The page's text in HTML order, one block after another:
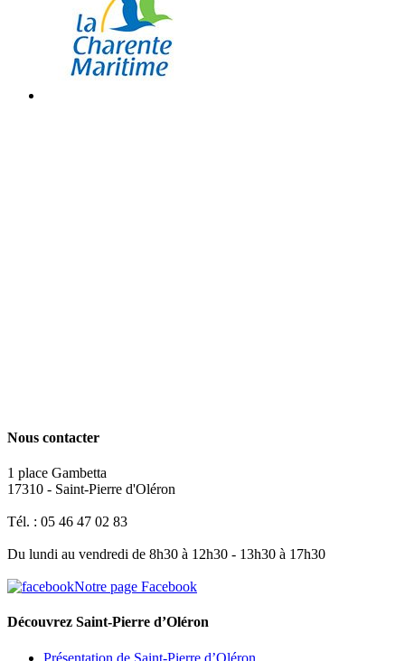
Nous contacter
1 place Gambetta
17310 - Saint-Pierre d'Oléron
Tél. : 05 46 47 02 83
Du lundi au vendredi de 8h30 à 12h30 - 13h30 à 17h30
Notre page Facebook
Découvrez Saint-Pierre d’Oléron
Présentation de Saint-Pierre d’Oléron